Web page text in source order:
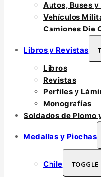
Autos, Buses
Vehículos
Camiones Die
Libros y Revistas
Libros
Revistas
Perfiles y
Monografías
Soldados de Plomo
Medallas y Piochas
Chile TOGGLE